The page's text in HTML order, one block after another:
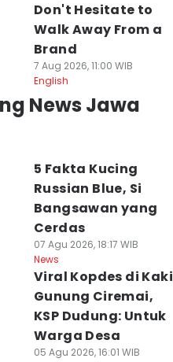
Don't Hesitate to
Walk Away From a
Brand
7 Aug 2026, 11:00 WIB
English
News Jawa
5 Fakta Kucing
Russian Blue, Si
Bangsawan yang
Cerdas
07 Agu 2026, 18:17 WIB
News
Viral Kopdes di Kaki
Gunung Ciremai,
KSP Dudung: Untuk
Warga Desa
05 Agu 2026, 16:01 WIB